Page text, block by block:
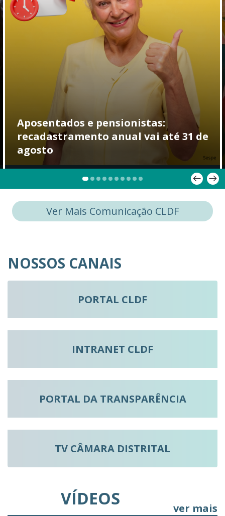
Aposentados e pensionistas:
recadastramento anual vai até 31 de
agosto
Ver Mais Comunicação CLDF
NOSSOS CANAIS
PORTAL CLDF
INTRANET CLDF
PORTAL DA TRANSPARÊNCIA
TV CÂMARA DISTRITAL
VÍDEOS ver mais